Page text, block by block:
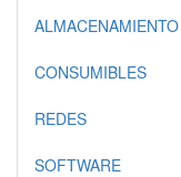
ALMACENAMIENTO
CONSUMIBLES
REDES
SOFTWARE